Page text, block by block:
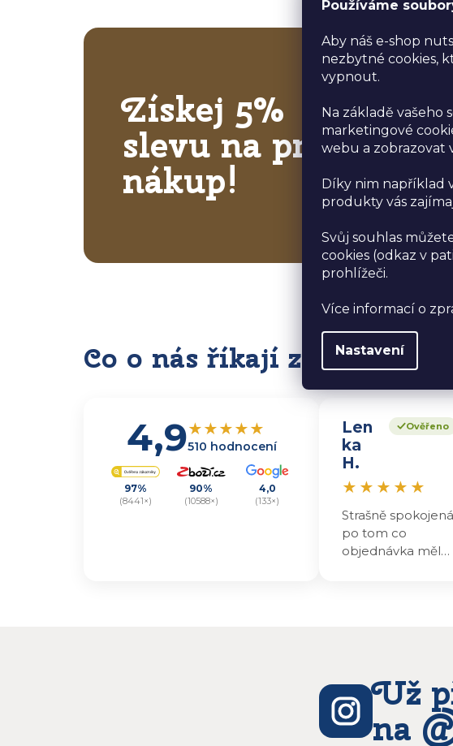
Používáme
Aby náš e-shop
nezbytné cookies,
vypnout.
Na základě vašeho
marketingové
webu a zobrazovat
Díky nim například
produkty vás
Svůj souhlas
cookies (odkaz v
prohlížeči.
Více informací o
Nastavení
Získej 5%
slevu na první
nákup!
Co o nás říkají zákazníci
4,9★★★★★
510 hodnocení
97%
(8441×)
90%
(10588×)
4,0
(133×)
Ověřeno
Len
ka
H.
★ ★ ★ ★ ★
Strašně spokojená
po tom co
objednávka měla
jsem mohla
vyzvedávat ..
výrobky jsou
Už
na